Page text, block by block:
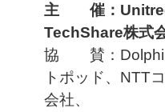
主 催：
TechShare株式
協 賛：Dolphin
トポッド、NTT
会社、